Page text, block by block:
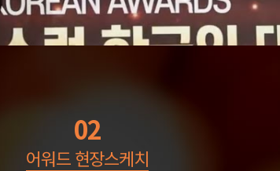
02
어워드 현장스케치